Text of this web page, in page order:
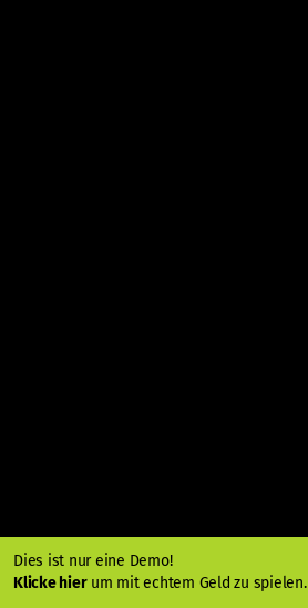
Dies ist nur eine Demo!
Klicke hierum mit echtem Geld zu spielen.